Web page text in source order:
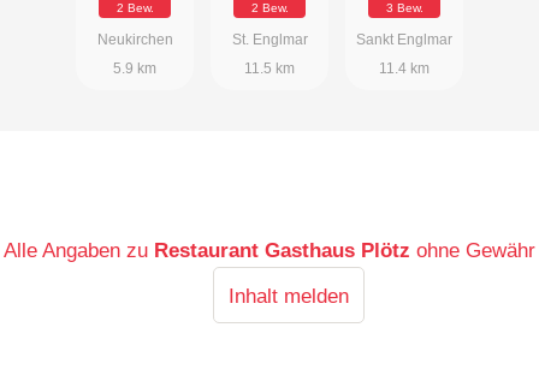
2 Bew.
Neukirchen
5.9 km
2 Bew.
St. Englmar
11.5 km
3 Bew.
Sankt Englmar
11.4 km
Alle Angaben zu Restaurant Gasthaus Plötz ohne Gewähr
Inhalt melden